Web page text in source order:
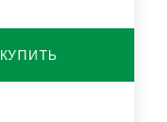
КУПИТЬ